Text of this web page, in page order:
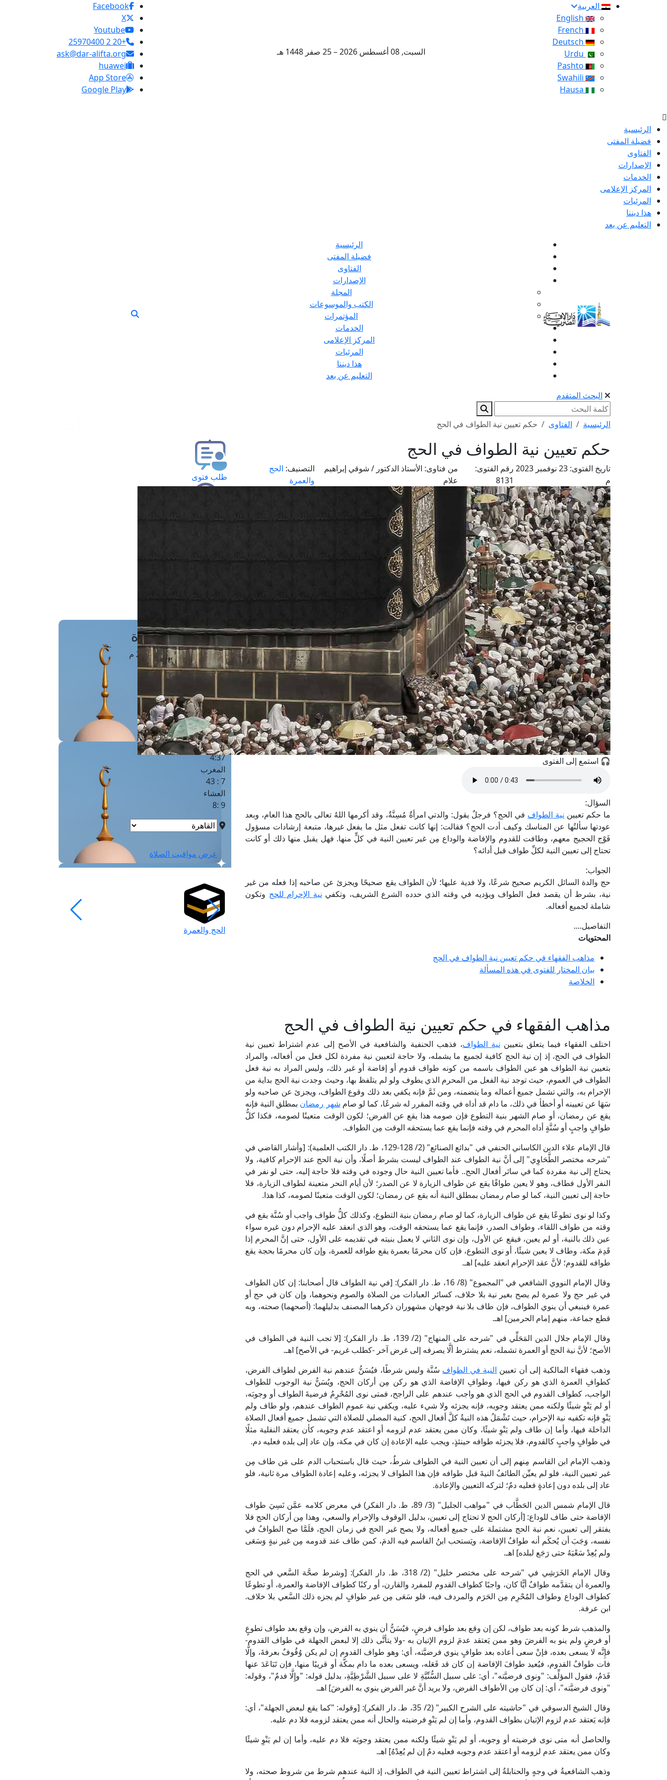
العربية
السبت, 08 أغسطس 2026 – 25 صفر 1448 هـ
Facebook
X
Youtube
+20 2 25970400
ask@dar-alifta.org
huawei
App Store
Google Play
الرئيسية
فضيلة المفتى
الفتاوى
الإصدارات
الخدمات
المركز الإعلامى
المرئيات
هذا ديننا
التعليم عن بعد
الرئيسية
فضيلة المفتى
الفتاوى
الإصدارات
المجلة
الكتب والموسوعات
المؤتمرات
الخدمات
المركز الإعلامى
المرئيات
هذا ديننا
التعليم عن بعد
البحث المتقدم
الرئيسية الفتاوى حكم تعيين نية الطواف في الحج
حكم تعيين نية الطواف في الحج
تاريخ الفتوى:
23 نوفمبر 2023
م
رقم الفتوى:
8131
من فتاوى: الأستاذ الدكتور / شوقي إبراهيم
علام
التصنيف: الحج
والعمرة
🎧 استمع إلى الفتوى
السؤال:
ما حكم تعيين نية الطواف في الحج؟ فرجلٌ يقول: والدتي امرأةٌ مُسِنَّةٌ، وقد أكرمها اللهُ تعالى بالحج هذا العام، وبعد
عودتها سألتُها عن المناسك وكيف أدت الحج؟ فقالت: إنها كانت تفعل مثل ما يفعل غيرها، متبعة إرشادات مسؤول
فَوْج الحجيج معهم، وطافت للقدوم والإفاضة والوداع مِن غير تعيين النية في كلٍّ منها. فهل يقبل منها ذلك أو كانت
تحتاج إلى تعيين النية لكلِّ طواف قبل أدائه؟
الجواب:
حج والدة السائل الكريم صحيح شرعًا، ولا فدية عليها؛ لأن الطواف يقع صحيحًا ويجزئ عن صاحبه إذا فعله من غير
نية، بشرط أن يقصد فعل الطواف ويؤديه في وقته الذي حدده الشرع الشريف، وتكفي نية الإحرام للحج وتكون
شاملة لجميع أفعاله.
التفاصيل....
المحتويات
مذاهب الفقهاء في حكم تعيين نية الطواف في الحج
بيان المختار للفتوى في هذه المسألة
الخلاصة
مذاهب الفقهاء في حكم تعيين نية الطواف في الحج
اختلف الفقهاء فيما يتعلق بتعيين نية الطواف، فذهب الحنفية والشافعية في الأصح إلى عدم اشتراط تعيين نية
الطواف في الحج، إذ إن نية الحج كافية لجميع ما يشمله، ولا حاجة لتعيين نية مفردة لكل فعل من أفعاله، والمراد
بتعيين نية الطواف هو عين الطواف باسمه من كونه طواف قدوم أو إفاضة أو غير ذلك، وليس المراد به نية فعل
الطواف في العموم، حيث توجد نية الفعل من المحرم الذي يطوف ولو لم يتلفظ بها، وحيث وجدت نية الحج بداية من
الإحرام به، والتي تشمل جميع أعماله وما يتضمنه، ومن ثَمَّ فإنه يكفي بعد ذلك وقوع الطواف، ويجزئ عن صاحبه ولو
سَهَا عن تعيينه أو أخطأ في ذلك، ما دام قد أداه في وقته المقرر له شرعًا، كما لو صام شهر رمضان بمطلق النية فإنه
يقع عن رمضان، أو صام الشهر بنية التطوع فإن صومه هذا يقع عن الفرض؛ لكون الوقت متعينًا لصومه، فكذا كلُّ
طوافٍ واجبٍ أو سُنَّةٍ أداه المحرم في وقته فإنما يقع عما يستحقه الوقت مِن الطواف.
قال الإمام علاء الدين الكاساني الحنفي في "بدائع الصنائع" (2/ 128-129، ط. دار الكتب العلمية): [وأشار القاضي في
"شرحه مختصر الطَّحَاوِي" إلى أنَّ نية الطواف عند الطواف ليست بشرط أصلًا، وأن نية الحج عند الإحرام كافية، ولا
يحتاج إلى نية مفردة كما في سائر أفعال الحج.. فأما تعيين النية حال وجوده في وقته فلا حاجة إليه، حتى لو نفر في
النفر الأول فطاف، وهو لا يعين طوافًا يقع عن طواف الزيارة لا عن الصدر؛ لأن أيام النحر متعينة لطواف الزيارة، فلا
حاجة إلى تعيين النية، كما لو صام رمضان بمطلق النية أنه يقع عن رمضان؛ لكون الوقت متعينًا لصومه، كذا هذا.
وكذا لو نوى تطوعًا يقع عن طواف الزيارة، كما لو صام رمضان بنية التطوع، وكذلك كلُّ طواف واجب أو سُنَّة يقع في
وقته من طواف اللقاء، وطواف الصدر، فإنما يقع عما يستحقه الوقت، وهو الذي انعقد عليه الإحرام دون غيره سواء
عين ذلك بالنية، أو لم يعين، فيقع عن الأول، وإن نوى الثاني لا يعمل بنيته في تقديمه على الأول، حتى إنَّ المحرم إذا
قَدِمَ مكة، وطاف لا يعين شيئًا، أو نوى التطوع، فإن كان محرمًا بعمرة يقع طوافه للعمرة، وإن كان محرمًا بحجة يقع
طوافه للقدوم؛ لأنَّ عقد الإحرام انعقد عليه] اهـ.
وقال الإمام النووي الشافعي في "المجموع" (8/ 16، ط. دار الفكر): [في نية الطواف قال أصحابنا: إن كان الطواف
في غير حج ولا عمرة لم يصح بغير نية بلا خلاف، كسائر العبادات من الصلاة والصوم ونحوهما، وإن كان في حج أو
عمرة فينبغي أن ينوي الطواف، فإن طاف بلا نية فوجهان مشهوران ذكرهما المصنف بدليلهما: (أصحهما) صحته، وبه
قطع جماعة، منهم إمام الحرمين] اهـ.
وقال الإمام جلال الدين المَحَلِّي في "شرحه على المنهاج" (2/ 139، ط. دار الفكر): [لا تجب النية في الطواف في
الأصح؛ لأنَّ نية الحج أو العمرة تشمله، نعم يشترط ألَّا يصرفه إلى غرض آخر -كطلب غريم- في الأصح] اهـ.
وذهب فقهاء المالكية إلى أن تعيين النية في الطواف سُنَّة وليس شرطًا، فيُسَنُّ عندهم نية الفرض لطواف الفرض،
كطوافِ العمرة الذي هو ركن فيها، وطوافِ الإفاضة الذي هو ركن مِن أركان الحج، ويُسَنُّ نية الوجوب للطواف
الواجب، كطواف القدوم في الحج الذي هو واجب عندهم على الراجح، فمتى نوى المُحْرِمُ فرضيةَ الطواف أو وجوبَه،
أو لم يَنْوِ شيئًا ولكنه ممن يعتقد وجوبه، فإنه يجزئه ولا شيء عليه، ويكفي نية عموم الطواف عندهم، ولو طاف ولم
يَنْوِ فإنه تكفيه نية الإحرام، حيث تَشْمَلُ هذه النيةُ كلَّ أفعال الحج، كنية المصلي للصلاة التي تشمل جميع أفعال الصلاة
الداخلة فيها، وأما إن طاف ولم يَنْوِ شيئًا، وكان ممن يعتقد عدم لزومه أو اعتقد عدم وجوبه، كأن يعتقد النفلية مثلًا
في طوافٍ واجبٍ كالقدوم، فلا يجزئه طوافه حينئذٍ، ويجب عليه الإعادة إن كان في مكة، وإن عاد إلى بلده فعليه دم.
وذهب الإمام ابن القاسم مِنهم إلى أن تعيين النية في الطواف شرطٌ، حيث قال باستحباب الدم على مَن طاف مِن
غير تعيين النية، فلو لم يعيِّن الطائفُ النيةَ قبل طوافه فإن هذا الطواف لا يجزئه، وعليه إعادة الطواف مرة ثانية، فلو
عاد إلى بلده دون إعادةٍ فعليه دمٌ؛ لتركه التعيين والإعادة.
قال الإمام شمس الدين الحَطَّاب في "مواهب الجليل" (3/ 89، ط. دار الفكر) في معرض كلامه عمَّن نَسِيَ طواف
الإفاضة حتى طاف للوداع: [أركان الحج لا تحتاج إلى تعيين، بدليل الوقوف والإحرام والسعي، وهذا مِن أركان الحج فلا
يفتقر إلى تعيين، نعم نية الحج مشتملة على جميع أفعاله، ولا يصح غير الحج في زمان الحج، فلَمَّا صح الطوافُ في
نفسه، وَجَبَ أن يُحكَم أنه طوافُ الإفاضة، ويَستحب ابنُ القاسم فيه الدمَ، كمن طاف عند قدومه مِن غير نيةٍ وَسَعَى
ولم يُعِدْ سَعْيَهُ حتى رَجَع لبلده] اهـ.
وقال الإمام الخَرَشِي في "شرحه على مختصر خليل" (2/ 318، ط. دار الفكر): [وشرط صحَّة السَّعي في الحج
والعمرة أن يتقدَّمه طوافٌ أيًّا كان، واجبًا كطواف القدوم للمفرد والقارن، أو ركنًا كطواف الإفاضة والعمرة، أو تطوعًا
كطواف الوداع وطواف المُحْرِم مِن الحَرَم والمردف فيه، فلو سَعَى مِن غير طوافٍ لم يجزه ذلك السَّعي بلا خلاف.
ابن عرفة.
والمذهب شرط كونه بعد طواف، لكن إن وقع بعد طواف فرضٍ، فيُسَنُّ أن ينوي به الفرض، وإن وقع بعد طواف تطوعٍ
أو فرضٍ ولم ينو به الفرضَ وهو ممن يَعتقد عدمَ لزوم الإتيان به -ولا يتأتَّى ذلك إلا لبعض الجهلة في طواف القدوم-
فإِنَّه لا يسعى بعده، فإنْ سعى أعاده بعد طوافٍ ينوي فرضيَّته، أي: وهو طواف القدوم إن لم يكن وُقُوفٌ بعرفةَ، وإلَّا
فات طوافُ القدوم، فيُعيد طوافَ الإفاضة إن كان قد فَعَله، ويسعى بعده ما دام بمكَّة أو قريبًا منها، فإن تَبَاعَدَ عنها
فَدَمٌ، فقول المؤلِّف: "ونوى فرضيَّته"، أي: على سبيل السُّنِّيَّةِ لا على سبيل الشَّرْطِيَّةِ، بدليل قوله: "وإِلَّا فدمٌ"، وقوله:
"ونوى فرضيَّته"، أي: إن كان مِن الأطواف الفرض، ولا يريد أنَّ غير الفرض ينوي به الفرضَ] اهـ.
وقال الشيخ الدسوقي في "حاشيته على الشرح الكبير" (2/ 35، ط. دار الفكر): [وقوله: "كما يقع لبعض الجهلة"، أي:
فإنه يَعتقد عدم لزوم الإتيان بطواف القدوم، وأما إن لم يَنْوِ فرضيته والحال أنه ممن يعتقد لزومه فلا دم عليه.
والحاصل أنه متى نوى فرضيته أو وجوبه، أو لم يَنْوِ شيئًا ولكنه ممن يعتقد وجوبَه فلا دم عليه، وأما إن لم يَنْوِ شيئًا
وكان ممن يعتقد عدم لزومه أو اعتقد عدم وجوبه فعليه دمٌ إن لم يُعِدْهُ] اهـ.
وذهب الشافعيةُ في وجهٍ والحنابلةُ إلى اشتراط تعيين النية في الطواف، إذ النية عندهم شرط من شروط صحته، ولا
طلب فتوى
استعلام عن فتوى
مَواقِيتُ الصَّـــلاة
القاهرة · 08 أغسطس 2026 م
الفجر
الشروق
الظهر
1 : 1
العصر
4:37
المغرب
7 : 43
العشاء
9 :8
عرض مواقيت الصلاة
الحج والعمرة